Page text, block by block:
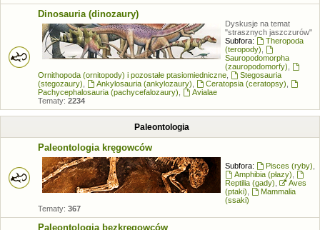
Dinosauria (dinozaury)
Dyskusje na temat
"strasznych jaszczurów"
Subfora:
Theropoda
(teropody)
Sauropodomorpha
(zauropodomorfy)
Ornithopoda (ornitopody) i pozostałe ptasiomiedniczne
Stegosauria
(stegozaury)
Ankylosauria (ankylozaury) Ceratopsia (ceratopsy)
Pachycephalosauria (pachycefalozaury)
Avialae
Tematy: 2234
Paleontologia
Paleontologia kręgowców
Subfora: Pisces (ryby)
Amphibia (płazy)
Reptilia (gady)
Aves
(ptaki)
Mammalia
(ssaki)
Tematy: 367
Paleontologia bezkręgowców